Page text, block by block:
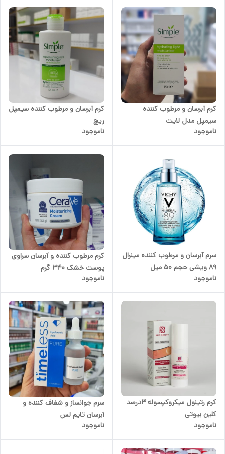
کرم آبرسان و مرطوب کننده
سیمپل مدل لایت
ناموجود
کرم آبرسان و مرطوب کننده سیمپل
ریچ
ناموجود
سرم آبرسان و مرطوب کننده مینرال
89 ویشی حجم 50 میل
ناموجود
کرم مرطوب کننده و آبرسان سراوی
پوست خشک 340 گرم
ناموجود
کرم رتینول میکروکپسوله 3درصد
کلین بیوتی
ناموجود
سرم جوانساز و شفاف کننده و
آبرسان تایم لس
ناموجود